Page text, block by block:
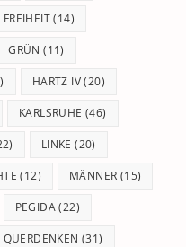
FREIHEIT(14)
GRÜN (11)
HARTZ IV(20)
KARLSRUHE (46)
LINKE (20)
(12) MÄNNER (15)
PEGIDA(22)
QUERDENKEN (31)